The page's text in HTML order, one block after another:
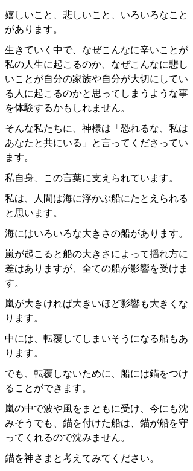
嬉しいこと、悲しいこと、いろいろなこと
があります。
生きていく中で、なぜこんなに辛いことが
私の人生に起こるのか、なぜこんなに悲し
いことが自分の家族や自分が大切にしてい
る人に起こるのかと思ってしまうような事
を体験するかもしれません。
そんな私たちに、神様は「恐れるな、私は
あなたと共にいる」と言ってくださってい
ます。
私自身、この言葉に支えられています。
私は、人間は海に浮かぶ船にたとえられる
と思います。
海にはいろいろな大きさの船があります。
嵐が起こると船の大きさによって揺れ方に
差はありますが、全ての船が影響を受けま
す。
嵐が大きければ大きいほど影響も大きくな
ります。
中には、転覆してしまいそうになる船もあ
ります。
でも、転覆しないために、船には錨をつけ
ることができます。
嵐の中で波や風をまともに受け、今にも沈
みそうでも、錨を付けた船は、錨が船を守
ってくれるので沈みません。
錨を神さまと考えてみてください。